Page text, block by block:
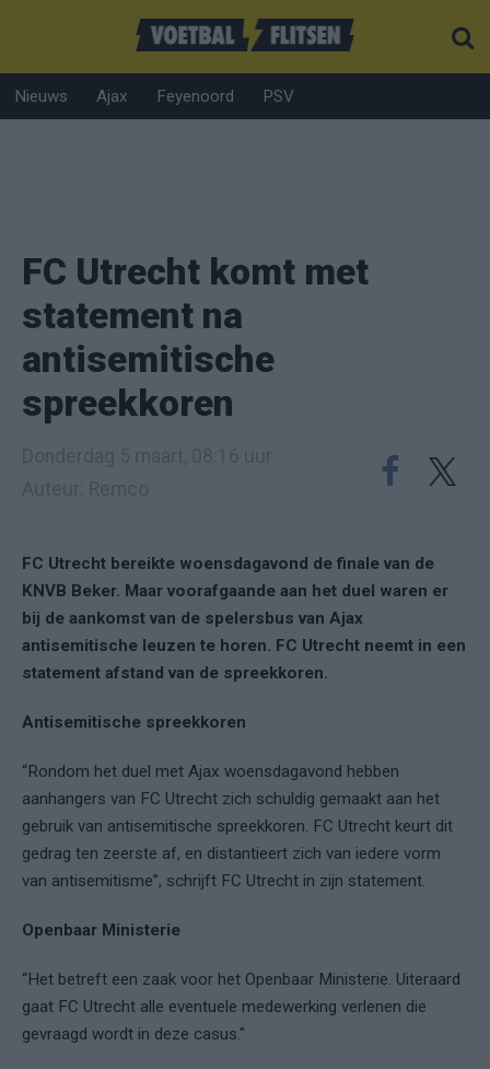
Nieuws Ajax Feyenoord PSV
FC Utrecht komt met
statement na
antisemitische
spreekkoren
FC Utrecht bereikte woensdagavond de finale van de
KNVB Beker. Maar voorafgaande aan het duel waren er
bij de aankomst van de spelersbus van Ajax
antisemitische leuzen te horen. FC Utrecht neemt in een
statement afstand van de spreekkoren.
Antisemitische spreekkoren
“Rondom het duel met Ajax woensdagavond hebben
aanhangers van FC Utrecht zich schuldig gemaakt aan het
gebruik van antisemitische spreekkoren. FC Utrecht keurt dit
gedrag ten zeerste af, en distantieert zich van iedere vorm
van antisemitisme”, schrijft FC Utrecht in zijn statement.
Openbaar Ministerie
“Het betreft een zaak voor het Openbaar Ministerie. Uiteraard
gaat FC Utrecht alle eventuele medewerking verlenen die
gevraagd wordt in deze casus."